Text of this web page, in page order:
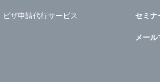
ビザ申請代行サービス セミナ
メー